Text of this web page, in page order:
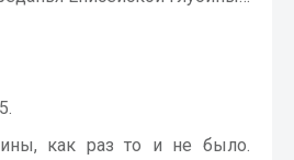
как раз то и не было.